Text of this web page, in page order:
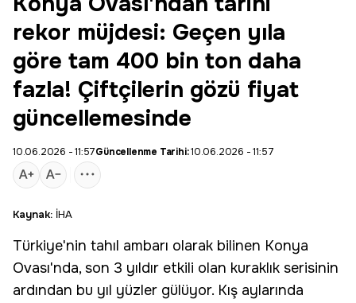
rekor müjdesi: Geçen yıla
göre tam 400 bin ton daha
fazla! Çiftçilerin gözü fiyat
güncellemesinde
10.06.2026 - 11:57Güncellenme Tarihi:10.06.2026 - 11:57
Kaynak: İHA
Türkiye'nin tahıl ambarı olarak bilinen Konya
Ovası'nda, son 3 yıldır etkili olan kuraklık serisinin
ardından bu yıl yüzler gülüyor. Kış aylarında